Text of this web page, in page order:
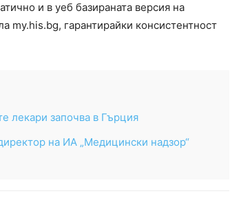
и в уеб базираната версия на
my.his.bg, гарантирайки консистентност
лекари започва в Гърция
на ИА „Медицински надзор“